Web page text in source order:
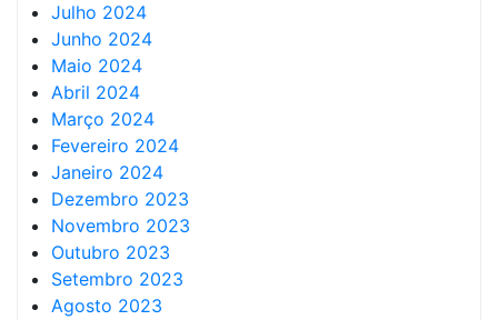
Julho 2024
Junho 2024
Maio 2024
Abril 2024
Março 2024
Fevereiro 2024
Janeiro 2024
Dezembro 2023
Novembro 2023
Outubro 2023
Setembro 2023
Agosto 2023